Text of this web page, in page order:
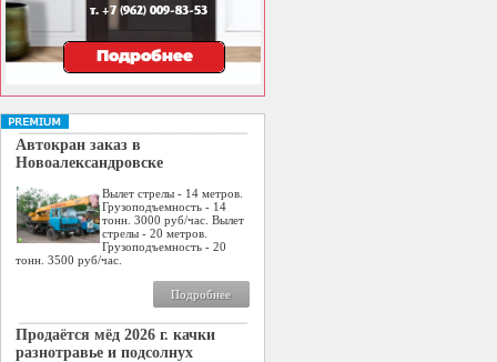
Автокран заказ в
Новоалександровске
Вылет стрелы - 14 метров.
Грузоподъемность - 14
тонн. 3000 руб/час. Вылет
стрелы - 20 метров.
Грузоподъемность - 20
тонн. 3500 руб/час.
Подробнее
Продаётся мёд 2026 г. качки
разнотравье и подсолнух